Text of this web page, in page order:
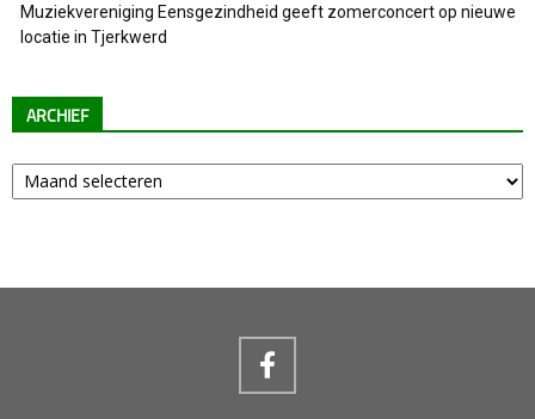
Muziekvereniging Eensgezindheid geeft zomerconcert op nieuwe
locatie in Tjerkwerd
ARCHIEF
Archief